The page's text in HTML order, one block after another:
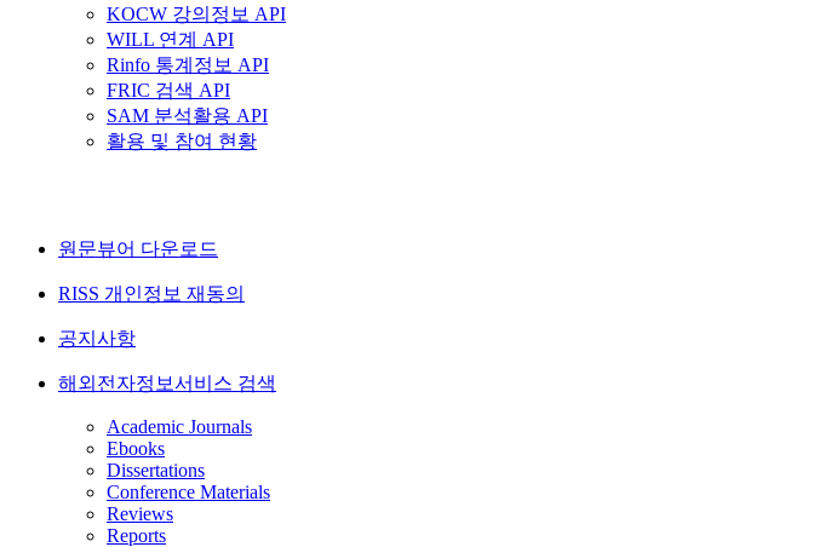
KOCW 강의정보 API
WILL 연계 API
Rinfo 통계정보 API
FRIC 검색 API
SAM 분석활용 API
활용 및 참여 현황
원문뷰어 다운로드
RISS 개인정보 재동의
공지사항
해외전자정보서비스 검색
Academic Journals
Ebooks
Dissertations
Conference Materials
Reviews
Reports